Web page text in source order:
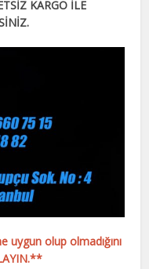
KARGO İLE
olup olmadığını